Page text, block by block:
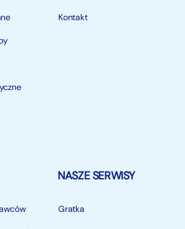
Kontakt
NASZE SERWISY
Gratka